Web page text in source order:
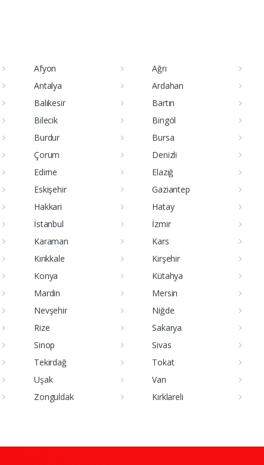
Afyon
Ağrı
Antalya
Ardahan
Balıkesir
Bartın
Bilecik
Bingöl
Burdur
Bursa
Çorum
Denizli
Edirne
Elazığ
Eskişehir
Gaziantep
Hakkari
Hatay
İstanbul
İzmir
Karaman
Kars
Kırıkkale
Kırşehir
Konya
Kütahya
Mardin
Mersin
Nevşehir
Niğde
Rize
Sakarya
Sinop
Sivas
Tekirdağ
Tokat
Uşak
Van
Zonguldak
Kırklareli